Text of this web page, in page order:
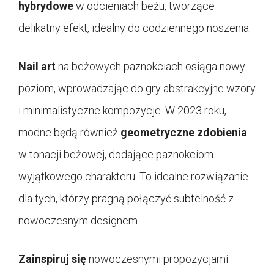
hybrydowew odcieniach beżu, tworzące
delikatny efekt, idealny do codziennego noszenia.
Nail artna beżowych paznokciach osiąga nowy
poziom, wprowadzając do gry abstrakcyjne wzory
i minimalistyczne kompozycje. W 2023 roku,
modne będą również geometryczne zdobienia
w tonacji beżowej, dodające paznokciom
wyjątkowego charakteru. To idealne rozwiązanie
dla tych, którzy pragną połączyć subtelność z
nowoczesnym designem.
Zainspiruj sięnowoczesnymi propozycjami